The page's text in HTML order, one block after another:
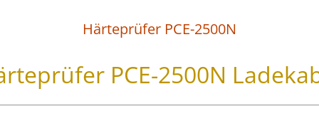
Härteprüfer PCE-2500N
PCE-2500N